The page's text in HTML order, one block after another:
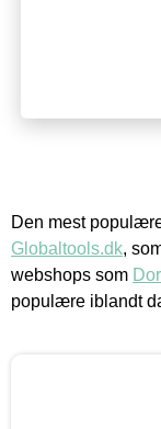
Den mest
Globaltools.dk,
webshops som
populære iblandt